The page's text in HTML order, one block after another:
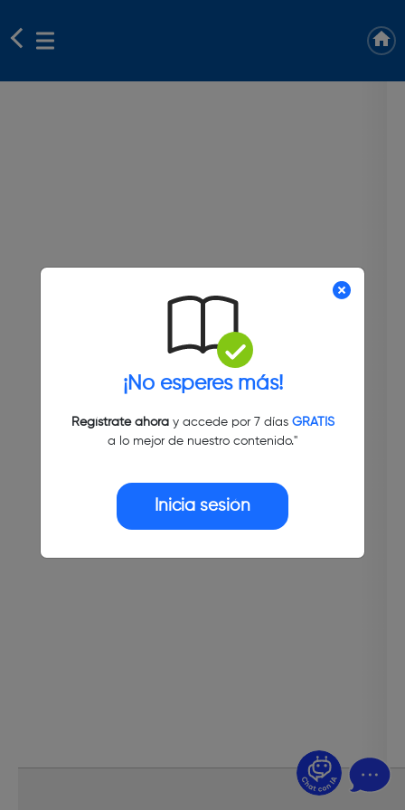
¡No esperes más!
Regístrate ahoray accede por 7 días GRATIS
a lo mejor de nuestro contenido."
Inicia sesión